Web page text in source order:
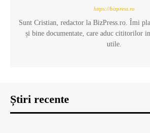
https://bizpress.ro
Sunt Cristian, redactor la BizPress.ro. Îmi
și bine documentate, care aduc cititorilor
utile.
Știri recente